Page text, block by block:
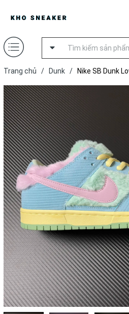
Trang chủ / Dunk / Nike SB Dunk